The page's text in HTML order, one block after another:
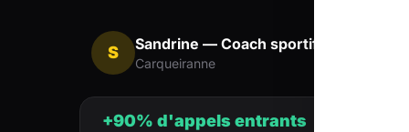
S Sandrine — Coach sportif
Carqueiranne
+90% d'appels entrants